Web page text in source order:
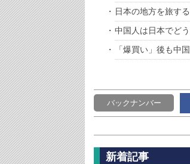
日本の地方を旅す
中国人は日本でど
「爆買い」後も中
バックナンバー
新着記事